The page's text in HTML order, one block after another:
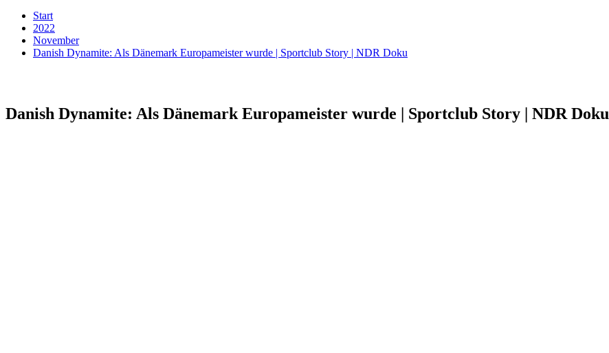
Start
2022
November
Danish Dynamite: Als Dänemark Europameister wurde | Sportclub Story | NDR Doku
Danish Dynamite: Als Dänemark Europameister wurde | Sportclub Story | NDR Doku